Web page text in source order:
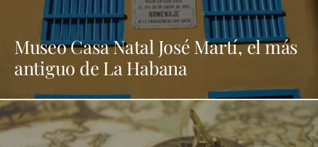
Museo Casa Natal José Martí, el más
antiguo de La Habana